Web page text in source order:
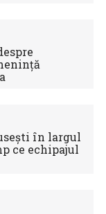
în largul
ce echipajul